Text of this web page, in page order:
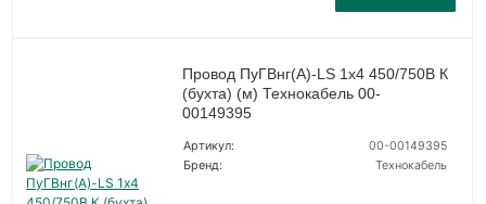
Провод ПуГВнг(А)-LS 1х4 450/750В К
(бухта) (м) Технокабель 00-
00149395
Артикул:
00-00149395
Бренд:
Технокабель